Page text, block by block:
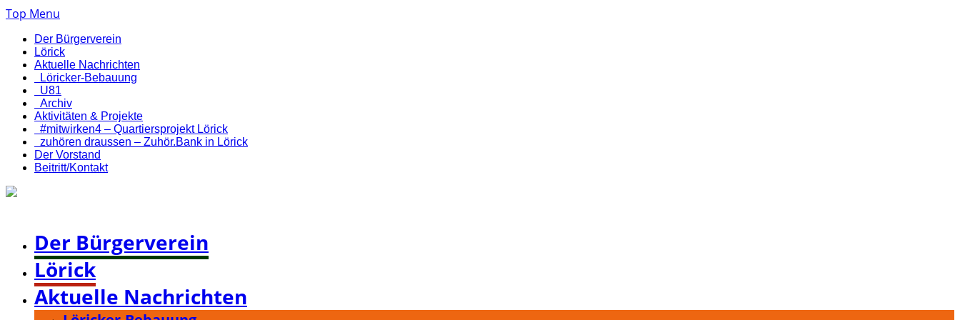
Top Menu
Der Bürgerverein
Lörick
Aktuelle Nachrichten
Löricker-Bebauung
U81
Archiv
Aktivitäten & Projekte
#mitwirken4 – Quartiersprojekt Lörick
zuhören draussen – Zuhör.Bank in Lörick
Der Vorstand
Beitritt/Kontakt
Der Bürgerverein
Lörick
Aktuelle Nachrichten